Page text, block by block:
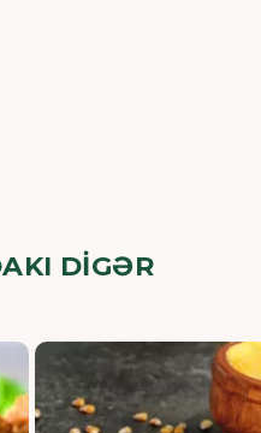
DIGƏR